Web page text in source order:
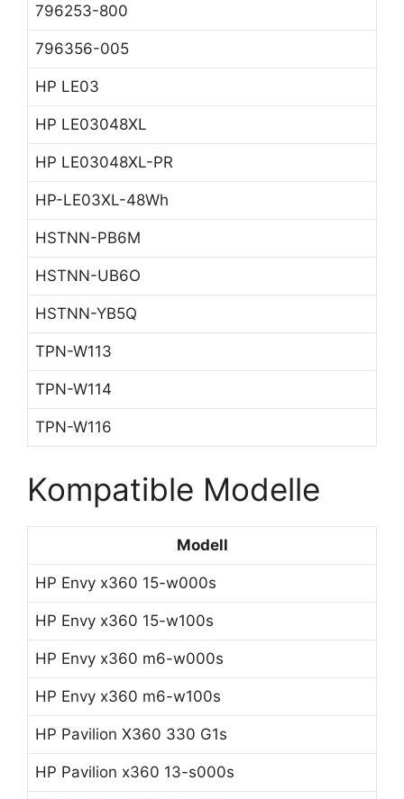
796253-800
796356-005
HP LE03
HP LE03048XL
HP LE03048XL-PR
HP-LE03XL-48Wh
HSTNN-PB6M
HSTNN-UB6O
HSTNN-YB5Q
TPN-W113
TPN-W114
TPN-W116
Kompatible Modelle
Modell
HP Envy x360 15-w000s
HP Envy x360 15-w100s
HP Envy x360 m6-w000s
HP Envy x360 m6-w100s
HP Pavilion X360 330 G1s
HP Pavilion x360 13-s000s